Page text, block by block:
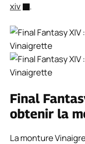
xiv
.
Final
obtenir la
La monture